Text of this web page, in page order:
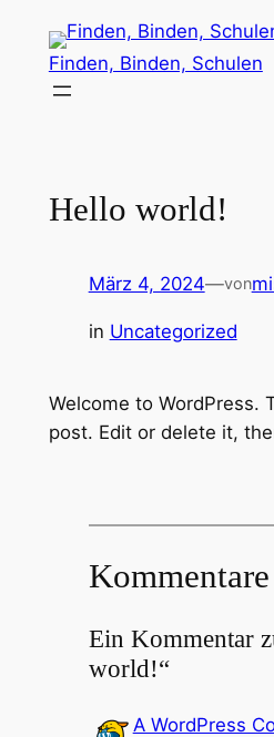
Finden, Binden, Schulen
Hello world!
März 4, 2024—von
in Uncategorized
Welcome to WordPress.
post. Edit or delete it,
Kommentare
Ein Kommentar
world!“
A WordPress